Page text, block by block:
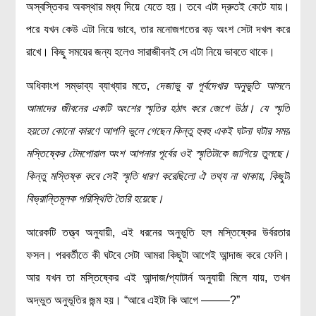
অর্থনীতি
বিজ্ঞানীদের কথা
বাংলাদেশী বিজ্ঞানী
বিদেশী বিজ্ঞানী
কার্ল সেগান
বিশেষ পাতা
প্রশ্নমালা
অস্বস্তিকর অবস্থার মধ্য দিয়ে যেতে হয়। তবে এটা দ্রুতই কেটে যায়।
পরে যখন কেউ এটা নিয়ে ভাবে, তার মনোজগতের বড় অংশ সেটা দখল করে
রাখে। কিছু সময়ের জন্য হলেও সারাজীবনই সে এটা নিয়ে ভাবতে থাকে।
অধিকাংশ সম্ভাব্য ব্যাখ্যার মতে, দেজাভু বা পূর্বদেখার অনুভূতি আসলে
আমাদের জীবনের একটি অংশের স্মৃতির হঠাৎ করে জেগে উঠা। যে স্মৃতি
হয়তো কোনো কারণে আপনি ভুলে গেছেন কিন্তু হুবহু একই ঘটনা ঘটার সময়
মস্তিষ্কের টেমপোরাল অংশ আপনার পূর্বের ওই স্মৃতিটাকে জাগিয়ে তুলছে।
কিন্তু মস্তিষ্ক কবে সেই স্মৃতি ধারণ করেছিলো ঐ তথ্য না থাকায়, কিছুটা
বিভ্রান্তিমূলক পরিস্থিতি তৈরি হয়েছে।
আরেকটি তত্ত্ব অনুযায়ী, এই ধরনের অনুভূতি হল মস্তিষ্কের উর্বরতার
ফসল। পরবর্তীতে কী ঘটবে সেটা আমরা কিছুটা আগেই আন্দাজ করে ফেলি।
আর যখন তা মস্তিষ্কের এই আন্দাজ/প্যাটার্ন অনুযায়ী মিলে যায়, তখন
অদ্ভুত অনুভূতির জন্ম হয়। “আরে এইটা কি আগে ——–?”